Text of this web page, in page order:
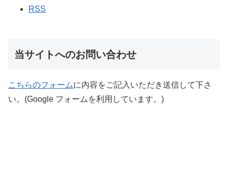
RSS
当サイトへのお問い合わせ
こちらのフォームに内容をご記入いただき送信して下さ
い。(Google フォームを利用しています。)